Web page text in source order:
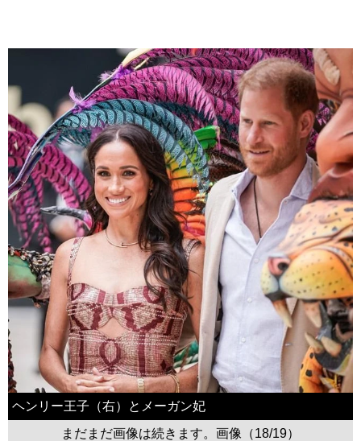
ヘンリー王子（右）とメーガン妃
まだまだ画像は続きます。画像（18/19）